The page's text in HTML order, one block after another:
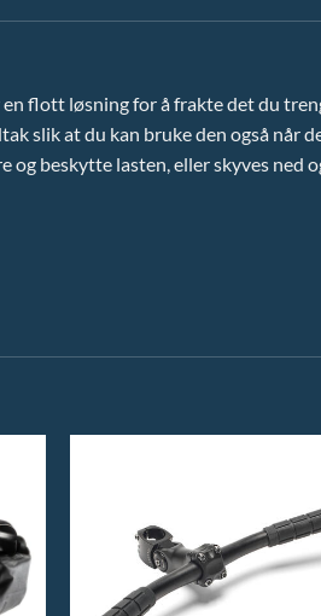
flott løsning for å frakte det du
slik at du kan bruke den også når
beskytte lasten, eller skyves ned